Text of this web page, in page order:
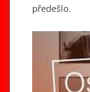
předešlo.